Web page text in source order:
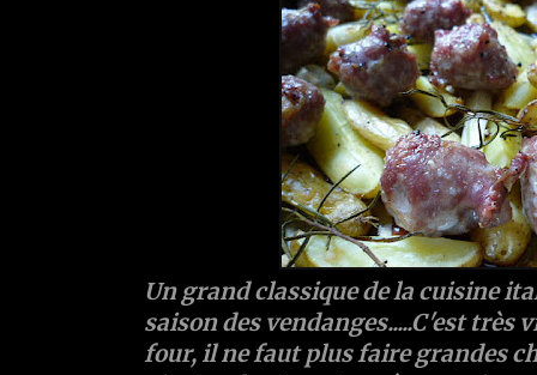
Un grand classique de la cuisine
saison des vendanges.....C'est très
four, il ne faut plus faire grandes